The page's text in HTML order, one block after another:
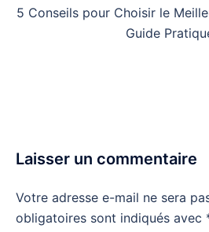
5 Conseils pour Choisir le
Guide
Laisser un commentaire
Votre adresse e-mail ne sera
obligatoires sont indiqués avec